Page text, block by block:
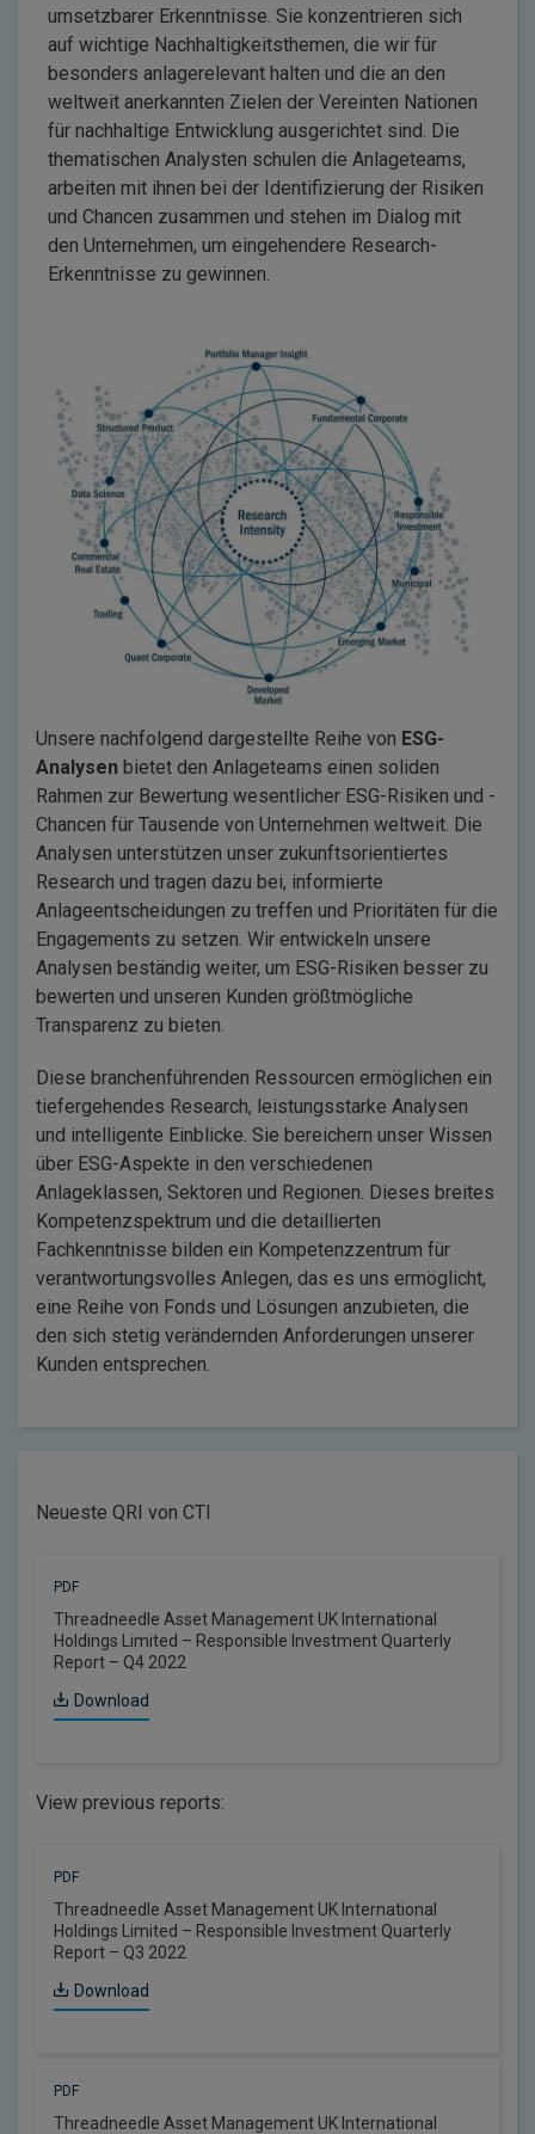
umsetzbarer Erkenntnisse. Sie konzentrieren sich
auf wichtige Nachhaltigkeitsthemen, die wir für
besonders anlagerelevant halten und die an den
weltweit anerkannten Zielen der Vereinten Nationen
für nachhaltige Entwicklung ausgerichtet sind. Die
thematischen Analysten schulen die Anlageteams,
arbeiten mit ihnen bei der Identifizierung der Risiken
und Chancen zusammen und stehen im Dialog mit
den Unternehmen, um eingehendere Research-
Erkenntnisse zu gewinnen.
Unsere nachfolgend dargestellte Reihe von ESG-
Analysen bietet den Anlageteams einen soliden
Rahmen zur Bewertung wesentlicher ESG-Risiken und -
Chancen für Tausende von Unternehmen weltweit. Die
Analysen unterstützen unser zukunftsorientiertes
Research und tragen dazu bei, informierte
Anlageentscheidungen zu treffen und Prioritäten für die
Engagements zu setzen. Wir entwickeln unsere
Analysen beständig weiter, um ESG-Risiken besser zu
bewerten und unseren Kunden größtmögliche
Transparenz zu bieten.
Diese branchenführenden Ressourcen ermöglichen ein
tiefergehendes Research, leistungsstarke Analysen
und intelligente Einblicke. Sie bereichern unser Wissen
über ESG-Aspekte in den verschiedenen
Anlageklassen, Sektoren und Regionen. Dieses breites
Kompetenzspektrum und die detaillierten
Fachkenntnisse bilden ein Kompetenzzentrum für
verantwortungsvolles Anlegen, das es uns ermöglicht,
eine Reihe von Fonds und Lösungen anzubieten, die
den sich stetig verändernden Anforderungen unserer
Kunden entsprechen.
Neueste QRI von CTI
PDF
Threadneedle Asset Management UK International
Holdings Limited – Responsible Investment Quarterly
Report – Q4 2022
Download
View previous reports:
PDF
Threadneedle Asset Management UK International
Holdings Limited – Responsible Investment Quarterly
Report – Q3 2022
Download
PDF
Threadneedle Asset Management UK International